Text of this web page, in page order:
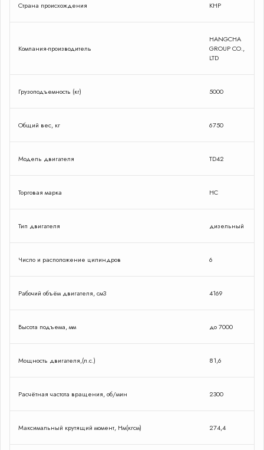
Страна происхождения КНР
Компания-производитель
HANGCHA
GROUP CO.,
LTD
Грузоподъемность (кг) 5000
Общий вес, кг 6750
Модель двигателя TD42
Торговая марка HC
Тип двигателя дизельный
Число и расположение цилиндров 6
Рабочий объём двигателя, см3 4169
Высота подъема, мм до 7000
Мощность двигателя,(л.с.) 81,6
Расчётная частота вращения, об/мин 2300
Максимальный крутящий момент, Нм(кгсм) 274,4